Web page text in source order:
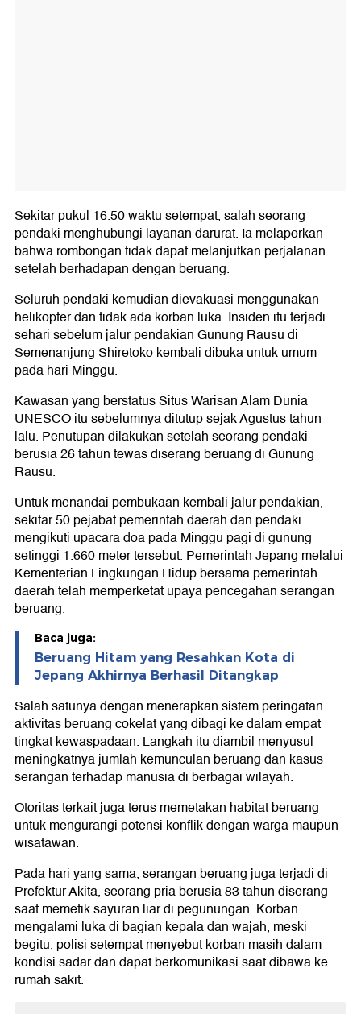
Sekitar pukul 16.50 waktu setempat, salah seorang
pendaki menghubungi layanan darurat. Ia melaporkan
bahwa rombongan tidak dapat melanjutkan perjalanan
setelah berhadapan dengan beruang.
Seluruh pendaki kemudian dievakuasi menggunakan
helikopter dan tidak ada korban luka. Insiden itu terjadi
sehari sebelum jalur pendakian Gunung Rausu di
Semenanjung Shiretoko kembali dibuka untuk umum
pada hari Minggu.
Kawasan yang berstatus Situs Warisan Alam Dunia
UNESCO itu sebelumnya ditutup sejak Agustus tahun
lalu. Penutupan dilakukan setelah seorang pendaki
berusia 26 tahun tewas diserang beruang di Gunung
Rausu.
Untuk menandai pembukaan kembali jalur pendakian,
sekitar 50 pejabat pemerintah daerah dan pendaki
mengikuti upacara doa pada Minggu pagi di gunung
setinggi 1.660 meter tersebut. Pemerintah Jepang melalui
Kementerian Lingkungan Hidup bersama pemerintah
daerah telah memperketat upaya pencegahan serangan
beruang.
Baca juga:
Beruang Hitam yang Resahkan Kota di
Jepang Akhirnya Berhasil Ditangkap
Salah satunya dengan menerapkan sistem peringatan
aktivitas beruang cokelat yang dibagi ke dalam empat
tingkat kewaspadaan. Langkah itu diambil menyusul
meningkatnya jumlah kemunculan beruang dan kasus
serangan terhadap manusia di berbagai wilayah.
Otoritas terkait juga terus memetakan habitat beruang
untuk mengurangi potensi konflik dengan warga maupun
wisatawan.
Pada hari yang sama, serangan beruang juga terjadi di
Prefektur Akita, seorang pria berusia 83 tahun diserang
saat memetik sayuran liar di pegunungan. Korban
mengalami luka di bagian kepala dan wajah, meski
begitu, polisi setempat menyebut korban masih dalam
kondisi sadar dan dapat berkomunikasi saat dibawa ke
rumah sakit.